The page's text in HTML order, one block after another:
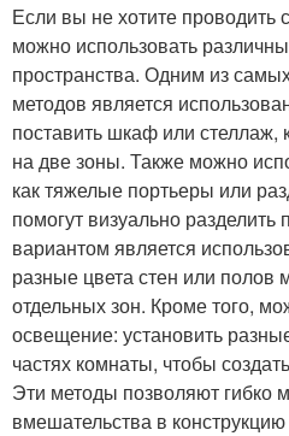
Если вы не хотите проводить
можно использовать
пространства. Одним из
методов является
поставить шкаф или стеллаж,
на две зоны. Также можно
как тяжелые портьеры или
помогут визуально
вариантом является
разные цвета стен или полов
отдельных зон. Кроме того,
освещение: установить
частях комнаты, чтобы
Эти методы позволяют гибко
вмешательства в